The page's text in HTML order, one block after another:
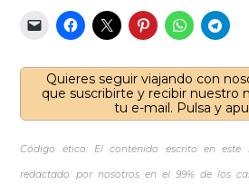
Quieres seguir viajando con
que suscribirte y recibir nuestro
tu e-mail. Pulsa y
Código ético: El contenido escrito en
redactado por nosotros en el 99% de los